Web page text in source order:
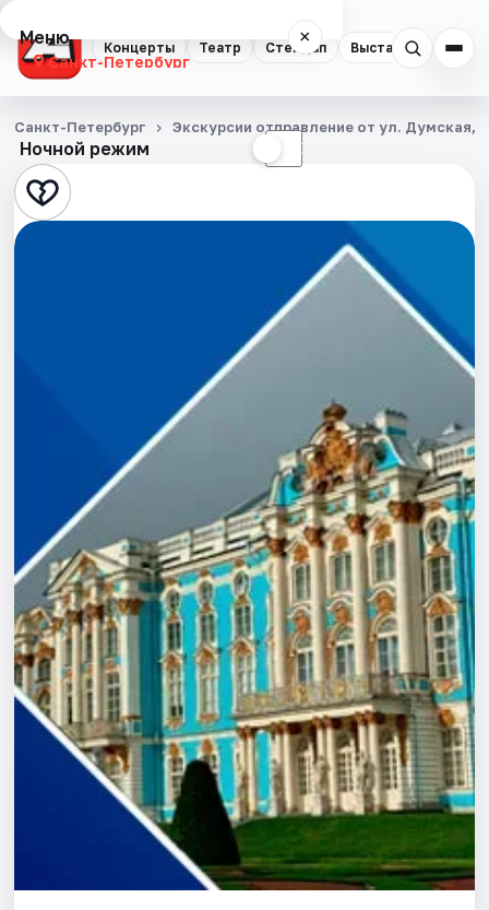
Концерты Театр Стендап Выставки
Меню ×
Санкт-Петербург
Концерты
Театр
Стендап
Города
Площадки
Артисты
Рейтинги
Ночной режим ☾
Санкт-Петербург Экскурсии отправление от ул. Думская,